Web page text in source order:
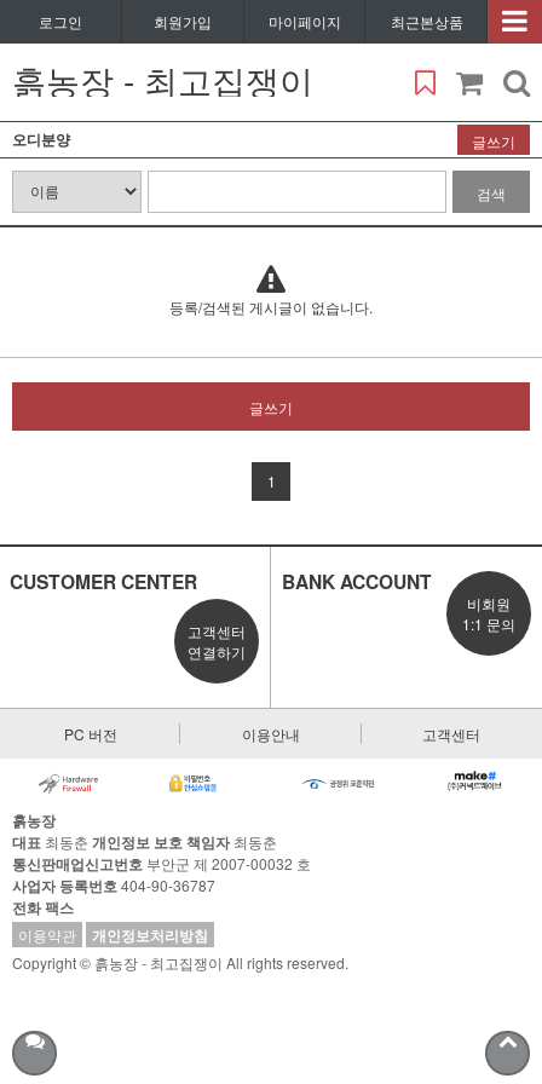
로그인 회원가입 마이페이지 최근본상품
흙농장 - 최고집쟁이
오디분양 글쓰기
검색
등록/검색된 게시글이 없습니다.
글쓰기
1
CUSTOMER CENTER
고객센터
연결하기
BANK ACCOUNT
비회원
1:1 문의
PC 버전 이용안내 고객센터
흙농장
대표 최동춘 개인정보 보호 책임자최동춘
통신판매업신고번호 부안군 제 2007-00032 호
사업자 등록번호404-90-36787
전화팩스
이용약관 개인정보처리방침
Copyright © 흙농장 - 최고집쟁이 All rights reserved.